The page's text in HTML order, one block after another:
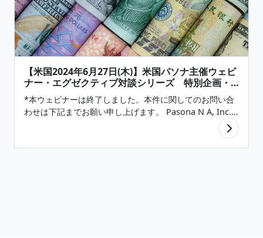
【米国2024年6月27日(木)】米国パソナ主催ウェビ
ナー・エグゼクティブ対談シリーズ 特別企画・
パネルディスカッション 「米国パソナ・JETRO
New York・冨田法律事務所」(終了)
*本ウェビナーは終了しました。本件に関してのお問い合
わせは下記までお願い申し上げます。 Pasona N A, Inc.
infonews@pasona.com 米国ではインフレと金利の動向
が不透明な状況に加え、サプライチェーン問題の長期化…